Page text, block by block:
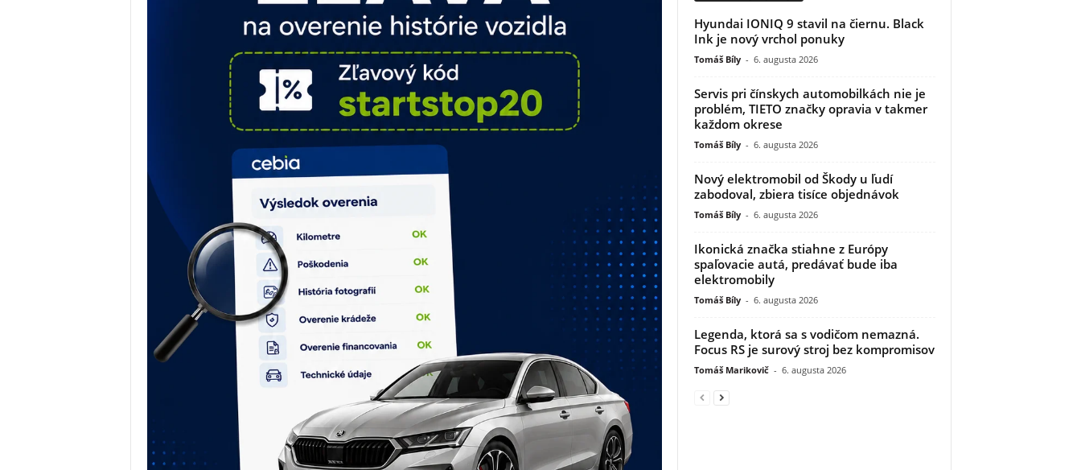
Hyundai IONIQ 9 stavil na čiernu. Black
Ink je nový vrchol ponuky
Tomáš Bíly - 6. augusta 2026
Servis pri čínskych automobilkách nie je
problém, TIETO značky opravia v takmer
každom okrese
Tomáš Bíly - 6. augusta 2026
Nový elektromobil od Škody u ľudí
zabodoval, zbiera tisíce objednávok
Tomáš Bíly - 6. augusta 2026
Ikonická značka stiahne z Európy
spaľovacie autá, predávať bude iba
elektromobily
Tomáš Bíly - 6. augusta 2026
Legenda, ktorá sa s vodičom nemazná.
Focus RS je surový stroj bez kompromisov
Tomáš Marikovič - 6. augusta 2026